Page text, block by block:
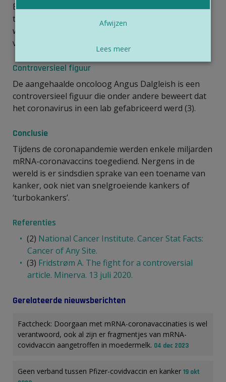
Er zijn enkele miljarden mRNA-coronavaccins
toegediend tijdens de pandemie. Nergens in de
wereld is er een opvallende toename van kanker
vastgesteld.
Controversieel figuur
De aangehaalde oncoloog Angus Dalgleish is een
controversieel figuur die onder andere beweert dat
het coronavirus in een lab gefabriceerd werd (3).
Conclusie
Tijdens de coronapandemie werden enkele miljarden
mRNA-coronavaccins toegediend. Nergens in de
wereld is er sindsdien sprake van een toename van
kanker, ook niet van snelgroeiende kankers of
‘turbokankers’.
Referenties
(2) National Cancer Institute. Cancer Stat Facts:
Cancer of Any Site.
(3) Fridstrøm A. The fight for a controversial
article. Minerva. 13 juli 2020.
Gerelateerde nieuwsberichten
Factcheck: Doorgaan met mRNA-coronavaccinaties is wel
verantwoord, ook al zijn er fragmentjes van mRNA-
covidvaccin aangetroffen in moedermelk. 04 dec 2023
Geen verband tussen Pfizer-covidvaccin en kanker 19 okt
Afwijzen
Lees meer